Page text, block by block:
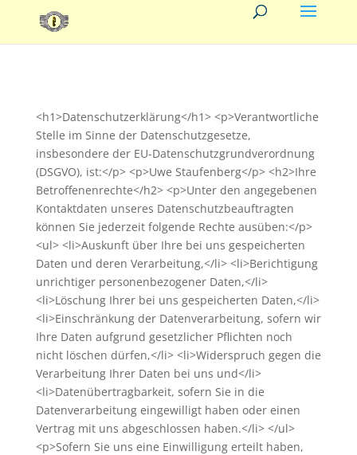
<h1>Datenschutzerklärung</h1> <p>Verantwortliche
Stelle im Sinne der Datenschutzgesetze,
insbesondere der EU-Datenschutzgrundverordnung
(DSGVO), ist:</p> <p>Uwe Staufenberg</p> <h2>Ihre
Betroffenenrechte</h2> <p>Unter den angegebenen
Kontaktdaten unseres Datenschutzbeauftragten
können Sie jederzeit folgende Rechte ausüben:</p>
<ul> <li>Auskunft über Ihre bei uns gespeicherten
Daten und deren Verarbeitung,</li> <li>Berichtigung
unrichtiger personenbezogener Daten,</li>
<li>Löschung Ihrer bei uns gespeicherten Daten,</li>
<li>Einschränkung der Datenverarbeitung, sofern wir
Ihre Daten aufgrund gesetzlicher Pflichten noch
nicht löschen dürfen,</li> <li>Widerspruch gegen die
Verarbeitung Ihrer Daten bei uns und</li>
<li>Datenübertragbarkeit, sofern Sie in die
Datenverarbeitung eingewilligt haben oder einen
Vertrag mit uns abgeschlossen haben.</li> </ul>
<p>Sofern Sie uns eine Einwilligung erteilt haben,